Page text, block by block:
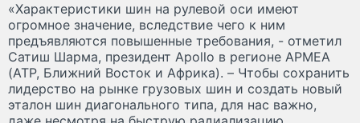
«Характеристики шин на рулевой оси имеют
огромное значение, вследствие чего к ним
предъявляются повышенные требования, - отметил
Сатиш Шарма, президент Apollo в регионе APMEA
(АТР, Ближний Восток и Африка). – Чтобы сохранить
лидерство на рынке грузовых шин и создать новый
эталон шин диагонального типа, для нас важно,